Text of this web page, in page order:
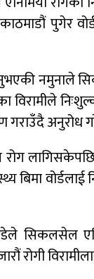
पुगेर
नमुनाले
विरामीले
गराउँदै अनुरोध
बिमा
सिकलसेल
रोगी